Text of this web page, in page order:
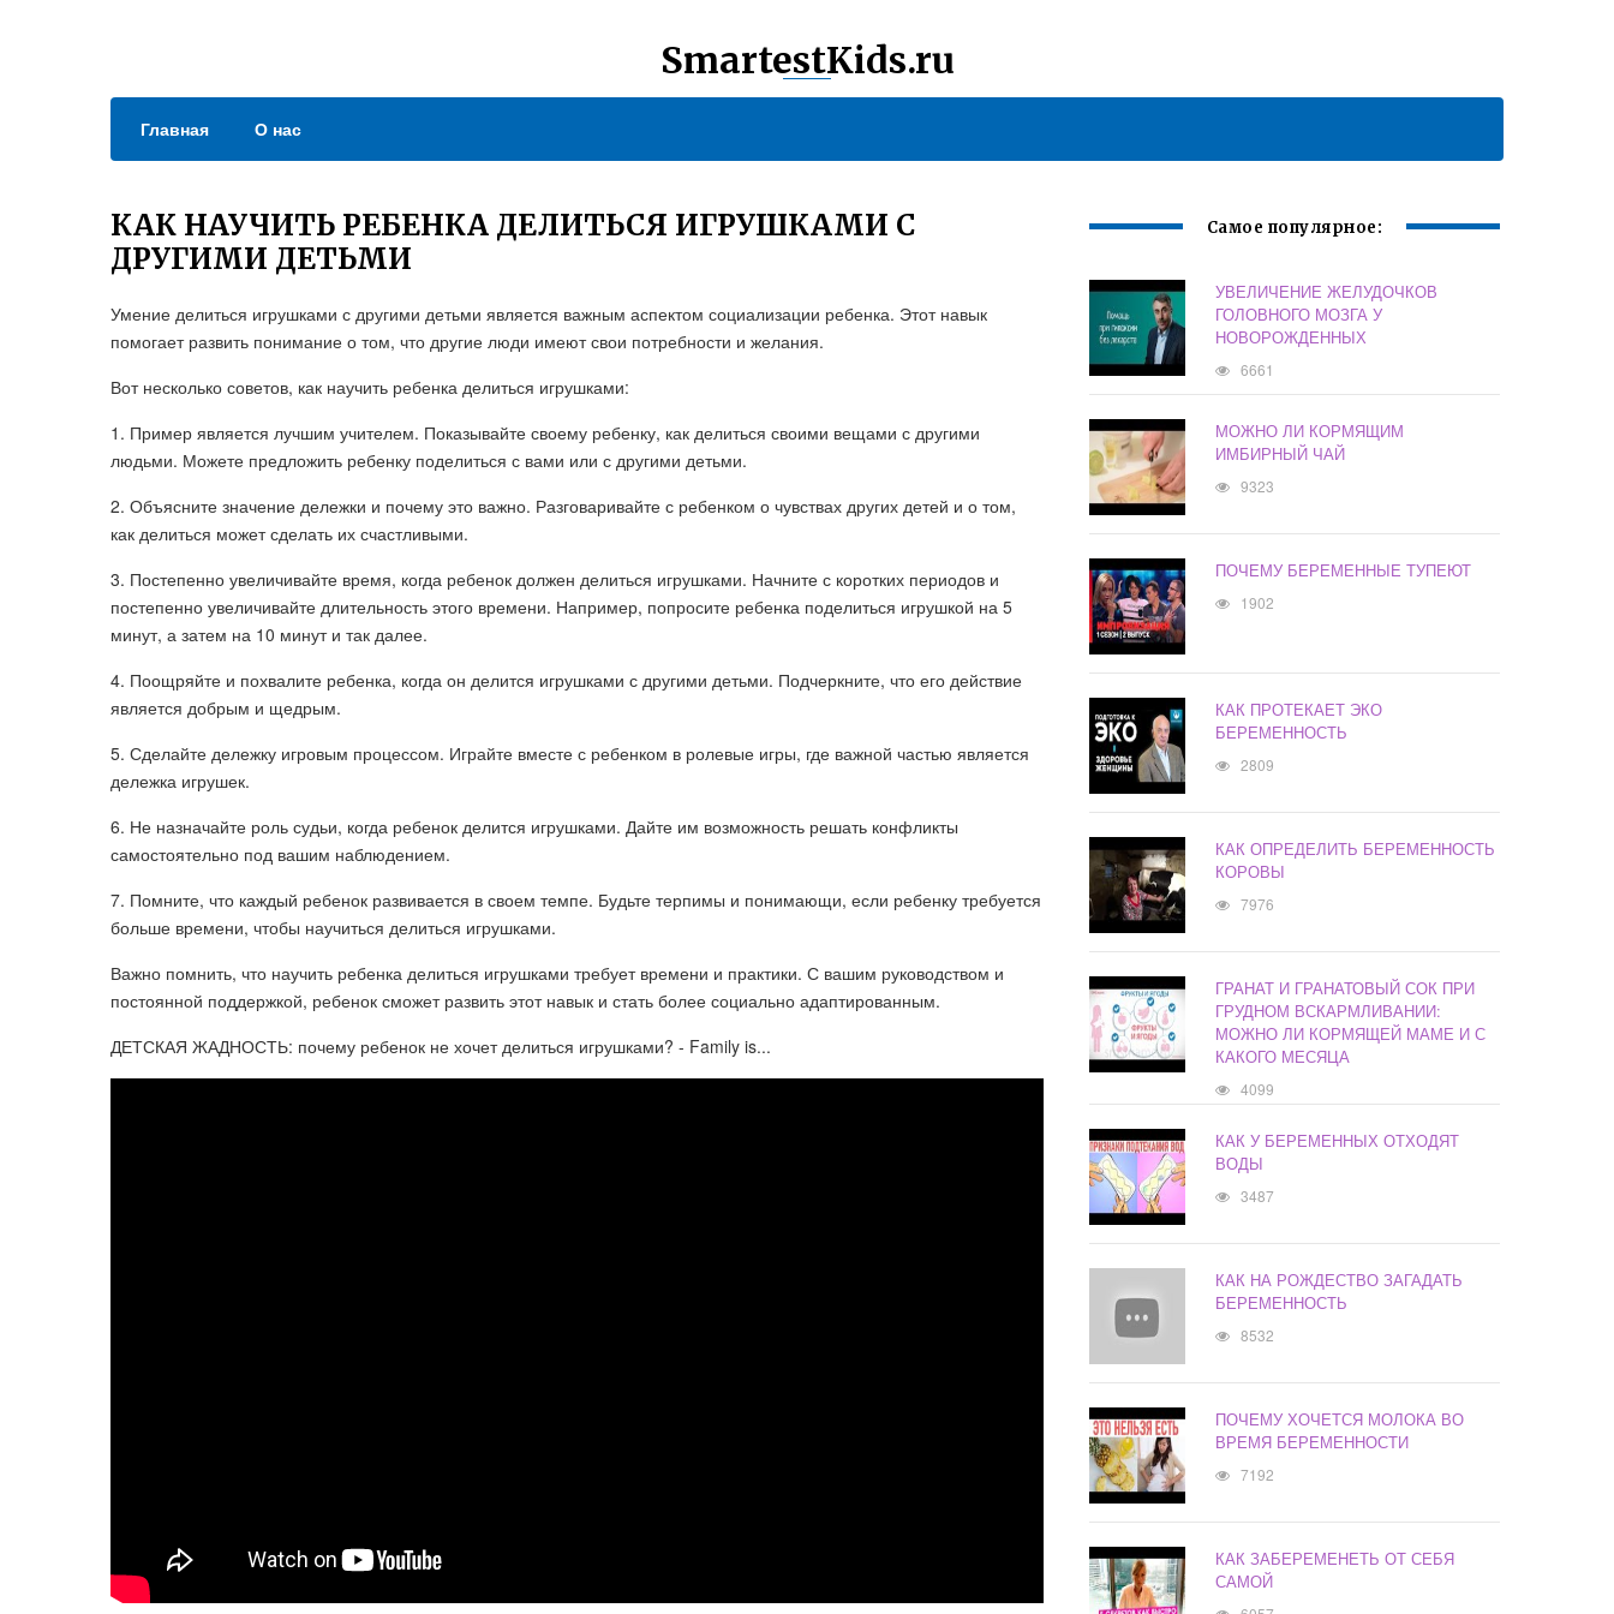
SmartestKids.ru
Главная О нас
КАК НАУЧИТЬ РЕБЕНКА ДЕЛИТЬСЯ ИГРУШКАМИ С
ДРУГИМИ ДЕТЬМИ
Умение делиться игрушками с другими детьми является важным аспектом социализации ребенка. Этот навык
помогает развить понимание о том, что другие люди имеют свои потребности и желания.
Вот несколько советов, как научить ребенка делиться игрушками:
1. Пример является лучшим учителем. Показывайте своему ребенку, как делиться своими вещами с другими
людьми. Можете предложить ребенку поделиться с вами или с другими детьми.
2. Объясните значение дележки и почему это важно. Разговаривайте с ребенком о чувствах других детей и о том,
как делиться может сделать их счастливыми.
3. Постепенно увеличивайте время, когда ребенок должен делиться игрушками. Начните с коротких периодов и
постепенно увеличивайте длительность этого времени. Например, попросите ребенка поделиться игрушкой на 5
минут, а затем на 10 минут и так далее.
4. Поощряйте и похвалите ребенка, когда он делится игрушками с другими детьми. Подчеркните, что его действие
является добрым и щедрым.
5. Сделайте дележку игровым процессом. Играйте вместе с ребенком в ролевые игры, где важной частью является
дележка игрушек.
6. Не назначайте роль судьи, когда ребенок делится игрушками. Дайте им возможность решать конфликты
самостоятельно под вашим наблюдением.
7. Помните, что каждый ребенок развивается в своем темпе. Будьте терпимы и понимающи, если ребенку требуется
больше времени, чтобы научиться делиться игрушками.
Важно помнить, что научить ребенка делиться игрушками требует времени и практики. С вашим руководством и
постоянной поддержкой, ребенок сможет развить этот навык и стать более социально адаптированным.
ДЕТСКАЯ ЖАДНОСТЬ: почему ребенок не хочет делиться игрушками? - Family is...
Самое популярное:
УВЕЛИЧЕНИЕ ЖЕЛУДОЧКОВ
ГОЛОВНОГО МОЗГА У
НОВОРОЖДЕННЫХ
6661
МОЖНО ЛИ КОРМЯЩИМ
ИМБИРНЫЙ ЧАЙ
9323
ПОЧЕМУ БЕРЕМЕННЫЕ ТУПЕЮТ
1902
КАК ПРОТЕКАЕТ ЭКО
БЕРЕМЕННОСТЬ
2809
КАК ОПРЕДЕЛИТЬ БЕРЕМЕННОСТЬ
КОРОВЫ
7976
ГРАНАТ И ГРАНАТОВЫЙ СОК ПРИ
ГРУДНОМ ВСКАРМЛИВАНИИ:
МОЖНО ЛИ КОРМЯЩЕЙ МАМЕ И С
КАКОГО МЕСЯЦА
4099
КАК У БЕРЕМЕННЫХ ОТХОДЯТ
ВОДЫ
3487
КАК НА РОЖДЕСТВО ЗАГАДАТЬ
БЕРЕМЕННОСТЬ
8532
ПОЧЕМУ ХОЧЕТСЯ МОЛОКА ВО
ВРЕМЯ БЕРЕМЕННОСТИ
7192
КАК ЗАБЕРЕМЕНЕТЬ ОТ СЕБЯ
САМОЙ